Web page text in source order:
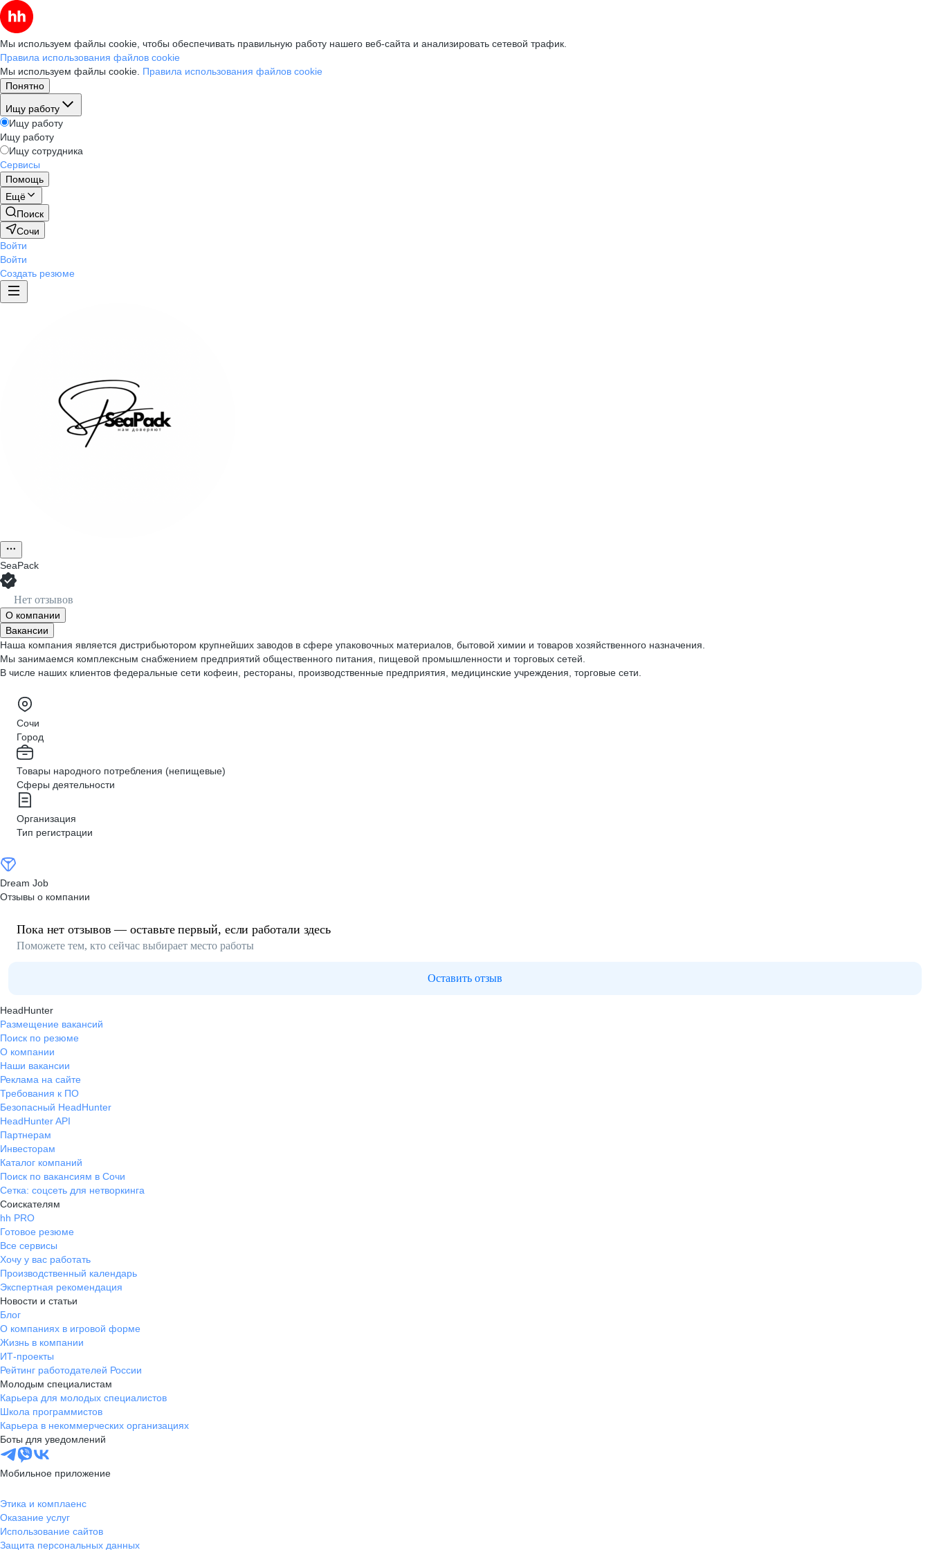
Мы используем файлы cookie, чтобы обеспечивать правильную работу нашего веб-сайта и анализировать сетевой трафик.
Правила использования файлов cookie
Мы используем файлы cookie. Правила использования файлов cookie
Понятно
Ищу работу
Ищу работу
Ищу работу
Ищу сотрудника
Сервисы
Помощь
Ещё
Поиск
Сочи
Войти
Войти
Создать резюме
SeaPack
Нет отзывов
О компании
Вакансии
Наша компания является дистрибьютором крупнейших заводов в сфере упаковочных материалов, бытовой химии и товаров хозяйственного назначения.
Мы занимаемся комплексным снабжением предприятий общественного питания, пищевой промышленности и торговых сетей.
В числе наших клиентов федеральные сети кофеин, рестораны, производственные предприятия, медицинские учреждения, торговые сети.
Сочи
Город
Товары народного потребления (непищевые)
Сферы деятельности
Организация
Тип регистрации
Dream Job
Отзывы о компании
Пока нет отзывов — оставьте первый, если работали здесь
Поможете тем, кто сейчас выбирает место работы
Оставить отзыв
HeadHunter
Размещение вакансий
Поиск по резюме
О компании
Наши вакансии
Реклама на сайте
Требования к ПО
Безопасный HeadHunter
HeadHunter API
Партнерам
Инвесторам
Каталог компаний
Поиск по вакансиям в Сочи
Сетка: соцсеть для нетворкинга
Соискателям
hh PRO
Готовое резюме
Все сервисы
Хочу у вас работать
Производственный календарь
Экспертная рекомендация
Новости и статьи
Блог
О компаниях в игровой форме
Жизнь в компании
ИТ-проекты
Рейтинг работодателей России
Молодым специалистам
Карьера для молодых специалистов
Школа программистов
Карьера в некоммерческих организациях
Боты для уведомлений
Мобильное приложение
Этика и комплаенс
Оказание услуг
Использование сайтов
Защита персональных данных